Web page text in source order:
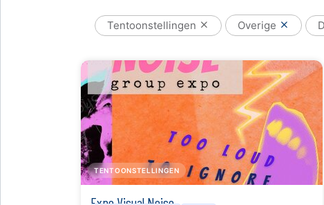
Tentoonstellingen Overige
TENTOONSTELLINGEN